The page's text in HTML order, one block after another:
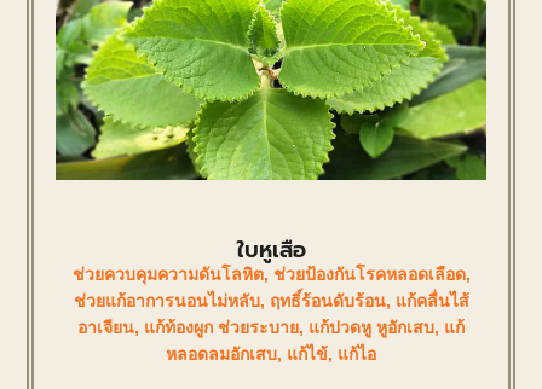
ใบหูเสือ
ช่วยควบคุมความดันโลหิต, ช่วยป้องกันโรคหลอดเลือด,
ช่วยแก้อาการนอนไม่หลับ, ฤทธิ์ร้อนดับร้อน, แก้คลื่นไส้
อาเจียน, แก้ท้องผูก ช่วยระบาย, แก้ปวดหู หูอักเสบ, แก้
หลอดลมอักเสบ, แก้ไข้, แก้ไอ